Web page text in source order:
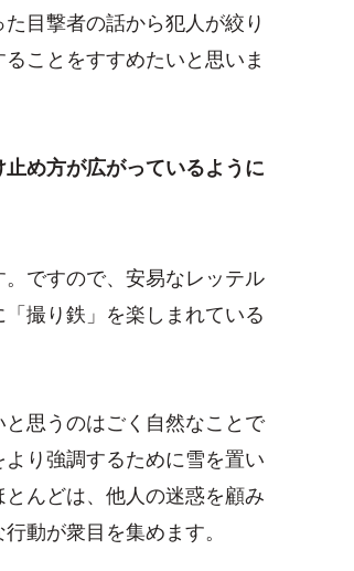
目撃者の話から犯人が絞り
ことをすすめたいと思いま
め方が広がっているように
ですので、安易なレッテル
撮り鉄」を楽しまれている
思うのはごく自然なことで
り強調するために雪を置い
んどは、他人の迷惑を顧み
動が衆目を集めます。